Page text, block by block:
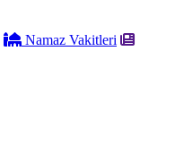
Namaz Vakitleri